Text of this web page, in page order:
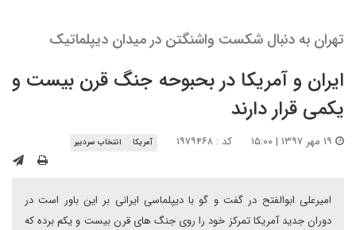
تهران به دنبال شکست واشنگتن در میدان دیپلماتیک
ایران و آمریکا در بحبوحه جنگ قرن بیست و
یکمی قرار دارند
کد : ۱۹۷۹۴۶۸ آمریکا انتخاب سردبیر
امیرعلی ابوالفتح در گفت و گو با دیپلماسی ایرانی بر این باور است در
دوران جدید آمریکا تمرکز خود را روی جنگ های قرن بیست و یکم برده که